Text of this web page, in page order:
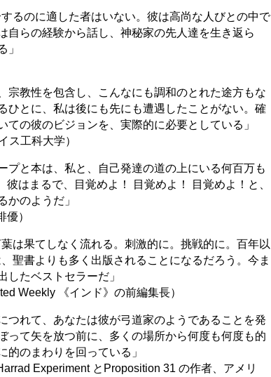
するのに適した者はいない。彼は高尚な人びとの中で
自らの経験から話し、神秘家の先人達を生き返ら
」
宗教性を包含し、こんなにも調和のとれた途方もな
ひとに、私は後にも先にも遭遇したことがない。確
ての彼のビジョンを、実際的に必要としている」
ス工科大学）
プと本は、私と、自己発達の道の上にいる何百万も
はまるで、目覚めよ！ 目覚めよ！ 目覚めよ！と、
かのようだ」
）
は果てしなく流れる。刺激的に。挑戦的に。百年以
聖書よりも多く出版されることになるだろう。今ま
したベストセラーだ」
Weekly 《インド》の前編集長）
つれて、あなたは彼が弓道家のようであることを発
って矢を放つ前に、多くの場所から何度も何度も的
的のまわりを回っている」
Experiment とProposition 31 の作者、アメリ